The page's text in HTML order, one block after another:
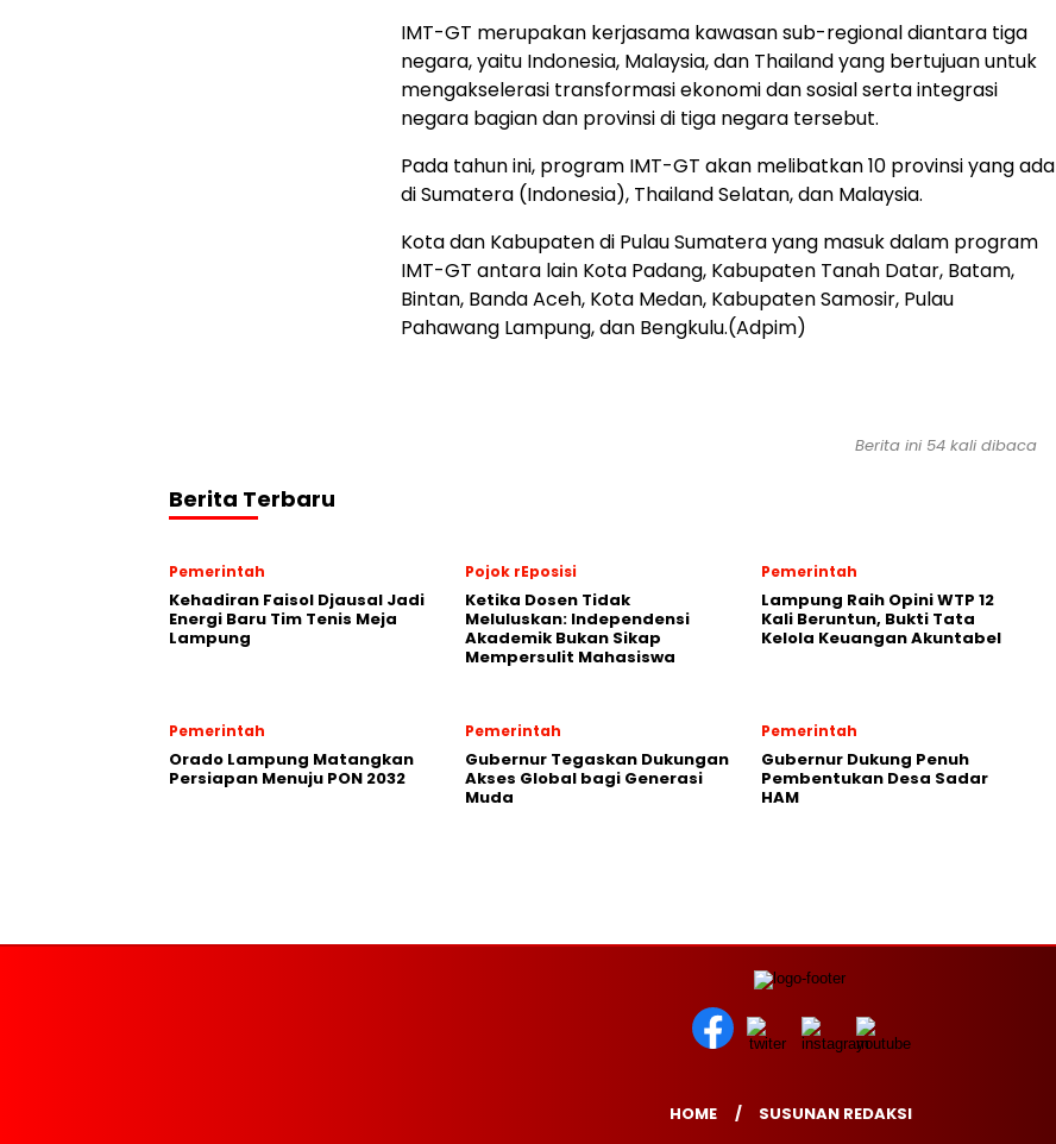
IMT-GT merupakan kerjasama kawasan sub-regional diantara tiga
negara, yaitu Indonesia, Malaysia, dan Thailand yang bertujuan untuk
mengakselerasi transformasi ekonomi dan sosial serta integrasi
negara bagian dan provinsi di tiga negara tersebut.
Pada tahun ini, program IMT-GT akan melibatkan 10 provinsi yang ada
di Sumatera (Indonesia), Thailand Selatan, dan Malaysia.
Kota dan Kabupaten di Pulau Sumatera yang masuk dalam program
IMT-GT antara lain Kota Padang, Kabupaten Tanah Datar, Batam,
Bintan, Banda Aceh, Kota Medan, Kabupaten Samosir, Pulau
Pahawang Lampung, dan Bengkulu.(Adpim)
Berita ini 54 kali dibaca
Berita Terbaru
Pemerintah
Kehadiran Faisol Djausal Jadi
Energi Baru Tim Tenis Meja
Lampung
Pojok rEposisi
Ketika Dosen Tidak
Meluluskan: Independensi
Akademik Bukan Sikap
Mempersulit Mahasiswa
Pemerintah
Lampung Raih Opini WTP 12
Kali Beruntun, Bukti Tata
Kelola Keuangan Akuntabel
Pemerintah
Orado Lampung Matangkan
Persiapan Menuju PON 2032
Pemerintah
Gubernur Tegaskan Dukungan
Akses Global bagi Generasi
Muda
Pemerintah
Gubernur Dukung Penuh
Pembentukan Desa Sadar
HAM
HOME SUSUNAN REDAKSI